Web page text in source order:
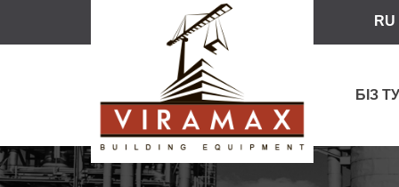
RU
БІЗ